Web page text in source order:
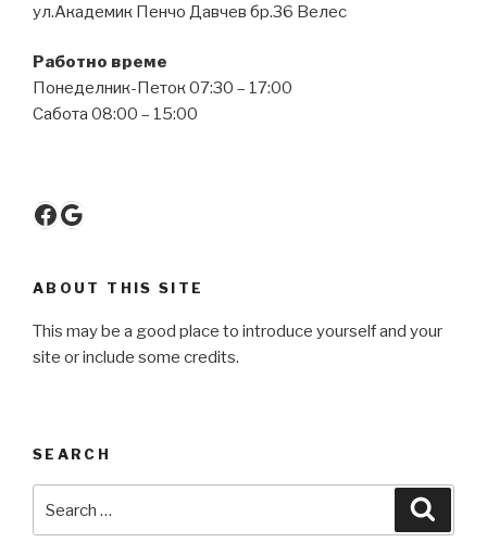
ул.Академик Пенчо Давчев бр.36 Велес
Работно време
Понеделник-Петок 07:30 – 17:00
Сабота 08:00 – 15:00
Facebook
Google
ABOUT THIS SITE
This may be a good place to introduce yourself and your
site or include some credits.
SEARCH
for: